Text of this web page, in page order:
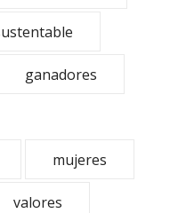
ganadores
mujeres
valores